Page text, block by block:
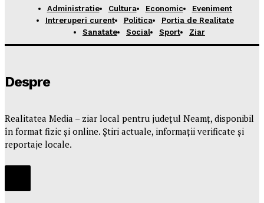
Administratie Cultura Economic
Eveniment
Intreruperi curent
Politica
Portia de Realitate
Sanatate
Social Sport Ziar
Despre
Realitatea Media – ziar local pentru județul Neamț, disponibil
în format fizic și online. Știri actuale, informații verificate și
reportaje locale.